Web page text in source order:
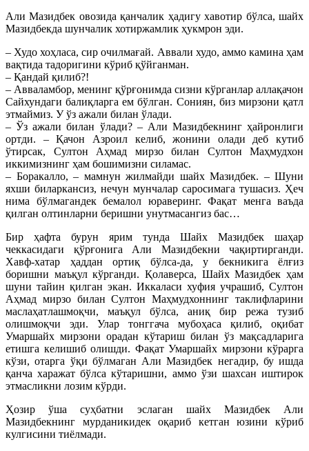
Али Мазидбек овозида қанчалик ҳадигу хавотир бўлса, шайх
Мазидбекда шунчалик хотиржамлик ҳукмрон эди.
– Худо хоҳласа, сир очилмағай. Аввали худо, аммо камина ҳам
вақтида тадоригини кўриб қўйганман.
– Қандай қилиб?!
– Авваламбор, менинг қўрғонимда сизни кўрганлар аллақачон
Сайхундаги балиқларга ем бўлган. Сониян, биз мирзони қатл
этмаймиз. У ўз ажали билан ўлади.
– Ўз ажали билан ўлади? – Али Мазидбекнинг ҳайронлиги
ортди. – Қачон Азроил келиб, жонини олади деб кутиб
ўтирсак, Султон Аҳмад мирзо билан Султон Маҳмудхон
иккимизнинг ҳам бошимизни силамас.
– Боракалло, – мамнун жилмайди шайх Мазидбек. – Шуни
яхши биларкансиз, нечун мунчалар саросимага тушасиз. Ҳеч
нима бўлмагандек бемалол юраверинг. Фақат менга ваъда
қилган олтинларни беришни унутмасангиз бас…
Бир ҳафта бурун ярим тунда Шайх Мазидбек шаҳар
чеккасидаги қўрғонига Али Мазидбекни чақиртирганди.
Хавф-хатар ҳаддан ортиқ бўлса-да, у бекникига ёлғиз
боришни маъқул кўрганди. Қолаверса, Шайх Мазидбек ҳам
шуни тайин қилган экан. Иккаласи хуфия учрашиб, Султон
Аҳмад мирзо билан Султон Маҳмудхоннинг таклифларини
маслаҳатлашмоқчи, маъқул бўлса, аниқ бир режа тузиб
олишмоқчи эди. Улар тонггача мубоҳаса қилиб, оқибат
Умаршайх мирзони орадан кўтариш билан ўз мақсадларига
етишга келишиб олишди. Фақат Умаршайх мирзони кўрарга
кўзи, отарга ўқи бўлмаган Али Мазидбек негадир, бу ишда
қанча харажат бўлса кўтаришни, аммо ўзи шахсан иштирок
этмасликни лозим кўрди.
Ҳозир ўша суҳбатни эслаган шайх Мазидбек Али
Мазидбекнинг мурданикидек оқариб кетган юзини кўриб
кулгисини тиёлмади.